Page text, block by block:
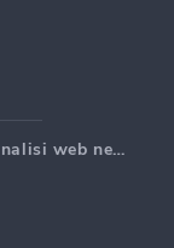
Top 5 caratteristiche del software di analisi web nel 2025